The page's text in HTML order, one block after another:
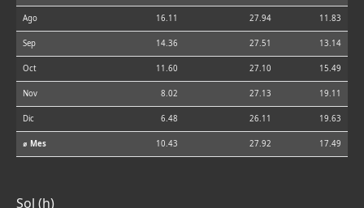
Ago 16.11 27.94 11.83
Sep 14.36 27.51 13.14
Oct 11.60 27.10 15.49
Nov 8.02 27.13 19.11
Dic 6.48 26.11 19.63
⌀ Mes 10.43 27.92 17.49
Sol (h)